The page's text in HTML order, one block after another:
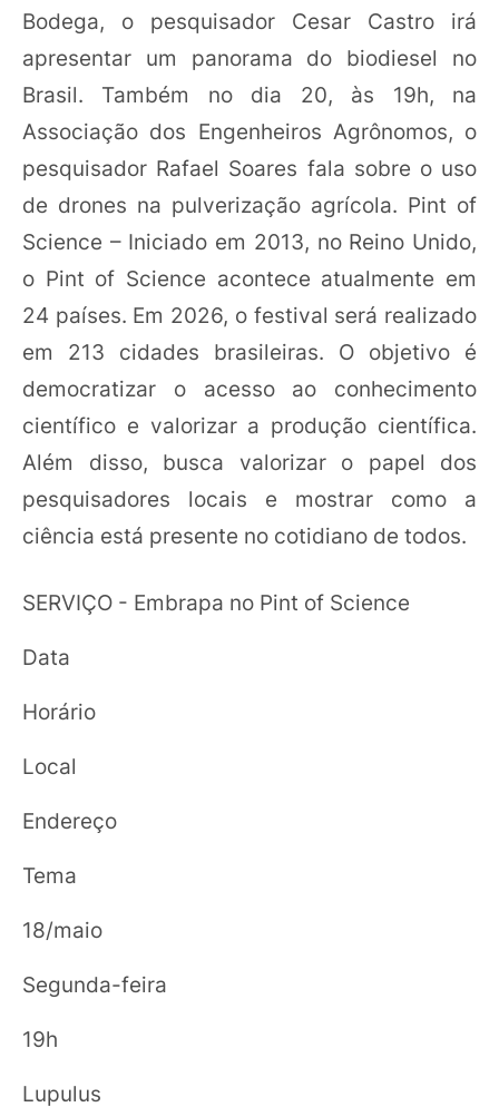
Bodega, o pesquisador Cesar Castro irá
apresentar um panorama do biodiesel no
Brasil. Também no dia 20, às 19h, na
Associação dos Engenheiros Agrônomos, o
pesquisador Rafael Soares fala sobre o uso
de drones na pulverização agrícola. Pint of
Science – Iniciado em 2013, no Reino Unido,
o Pint of Science acontece atualmente em
24 países. Em 2026, o festival será realizado
em 213 cidades brasileiras. O objetivo é
democratizar o acesso ao conhecimento
científico e valorizar a produção científica.
Além disso, busca valorizar o papel dos
pesquisadores locais e mostrar como a
ciência está presente no cotidiano de todos.
SERVIÇO - Embrapa no Pint of Science
Data
Horário
Local
Endereço
Tema
18/maio
Segunda-feira
19h
Lupulus